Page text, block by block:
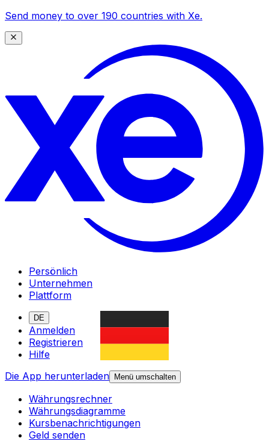
Send money to over 190 countries with Xe.
Persönlich
Unternehmen
Plattform
DE
Anmelden
Registrieren
Hilfe
Die App herunterladen
Menü umschalten
Währungsrechner
Währungsdiagramme
Kursbenachrichtigungen
Geld senden